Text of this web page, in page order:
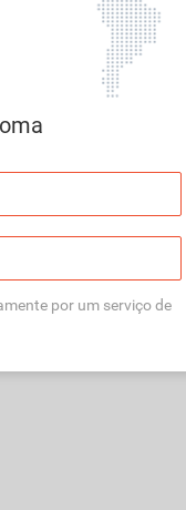
inicial.
por um serviço de